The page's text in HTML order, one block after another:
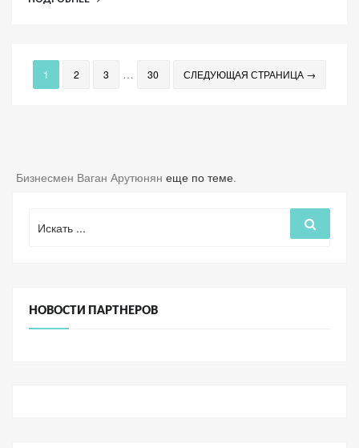
е
1 2 3 … 30 СЛЕДУЮЩАЯ СТРАНИЦА →
Бизнесмен Ваган Арутюнян еще по теме.
для:
Поиск
НОВОСТИ ПАРТНЕРОВ